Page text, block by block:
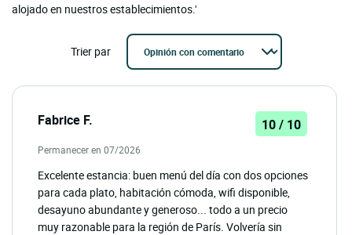
alojado en nuestros establecimientos.'
Trier par
Fabrice F. 10 / 10
Permanecer en 07/2026
Excelente estancia: buen menú del día con dos opciones
para cada plato, habitación cómoda, wifi disponible,
desayuno abundante y generoso... todo a un precio
muy razonable para la región de París. Volvería sin